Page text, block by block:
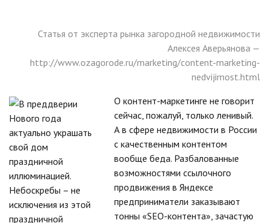
Статья от эксперта рынка загородной недвижимости
Алексея Аверьянова —
http://www.ozagorode.ru/marketing/content-marketing-
nedvijimost.html
О контент-маркетинге не говорит
сейчас, пожалуй, только ленивый.
А в сфере недвижимости в России
с качественным контентом
вообще беда. Разбалованные
возможностями ссылочного
продвижения в Яндексе
предприниматели заказывают
тонны «SEO-контента», зачастую